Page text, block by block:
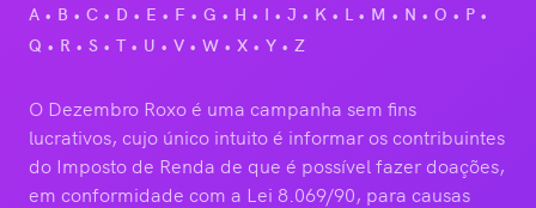
A B C D E F G H I J K L M N O
P
Q
R S T U V W X Y Z
O Dezembro Roxo é uma campanha sem fins
lucrativos, cujo único intuito é informar os contribuintes
do Imposto de Renda de que é possível fazer doações,
em conformidade com a Lei 8.069/90, para causas